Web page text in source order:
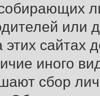
или
этих сайтах
иного
сбор